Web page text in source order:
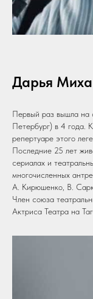
Дарья
Первый раз вышла на
Петербург) в 4 года.
репертуаре этого
Последние 25 лет
сериалах и
многочисленных
А. Кирюшенко, В.
Член союза
Актриса Театра на